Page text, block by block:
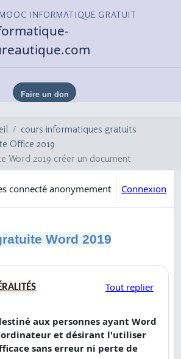
INFORMATIQUE GRATUIT
cours informatiques gratuits
Office 2019
Word 2019 créer un document